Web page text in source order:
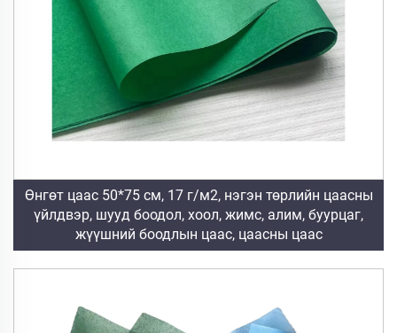
Өнгөт цаас 50*75 см, 17 г/м2, нэгэн төрлийн цаасны
үйлдвэр, шууд боодол, хоол, жимс, алим, буурцаг,
жүүшний боодлын цаас, цаасны цаас